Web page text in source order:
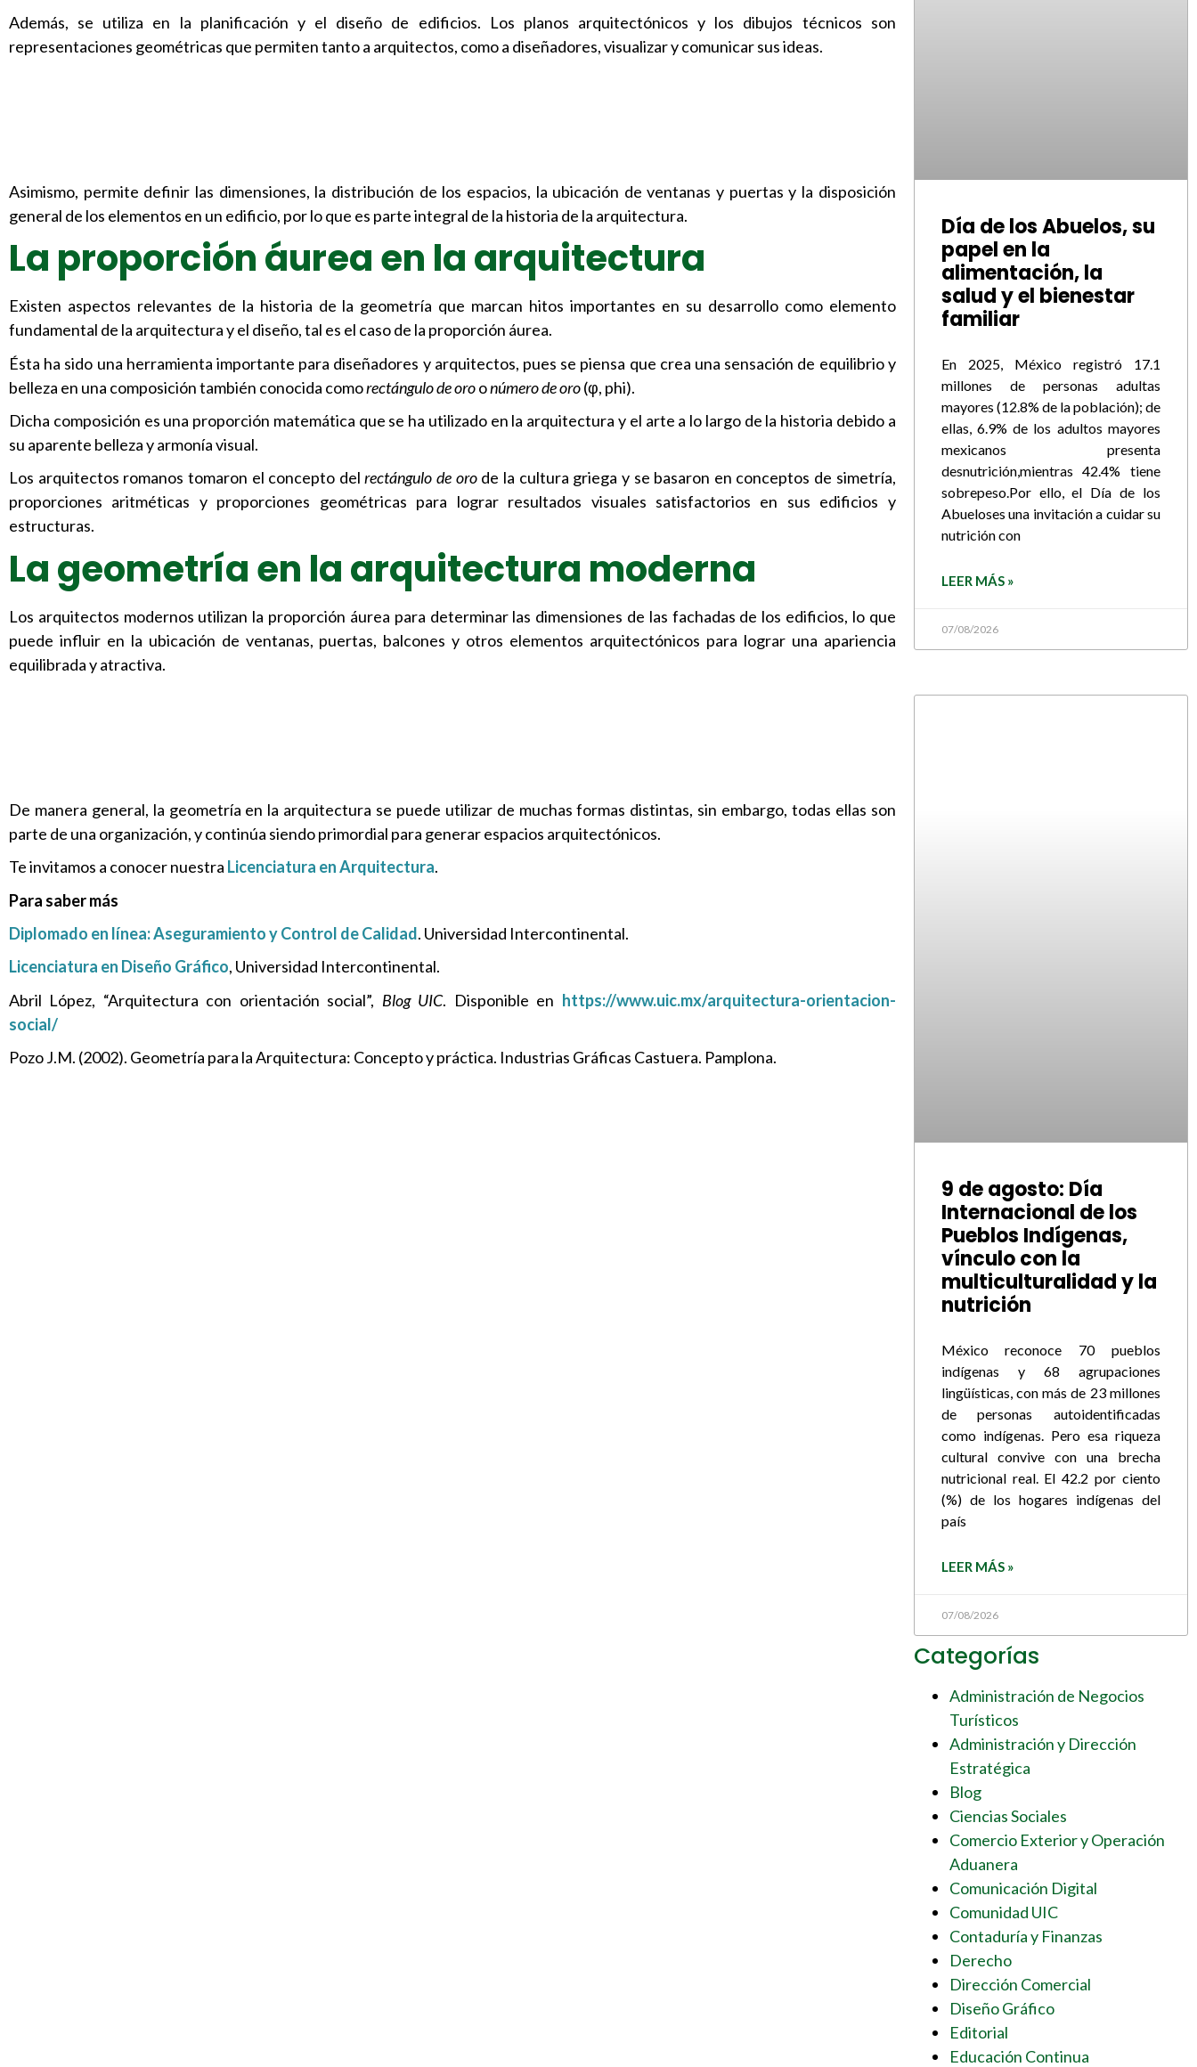
Además, se utiliza en la planificación y el diseño de edificios. Los planos arquitectónicos y los dibujos técnicos son
representaciones geométricas que permiten tanto a arquitectos, como a diseñadores, visualizar y comunicar sus ideas.
Asimismo, permite definir las dimensiones, la distribución de los espacios, la ubicación de ventanas y puertas y la disposición
general de los elementos en un edificio, por lo que es parte integral de la historia de la arquitectura.
La proporción áurea en la arquitectura
Existen aspectos relevantes de la historia de la geometría que marcan hitos importantes en su desarrollo como elemento
fundamental de la arquitectura y el diseño, tal es el caso de la proporción áurea.
Ésta ha sido una herramienta importante para diseñadores y arquitectos, pues se piensa que crea una sensación de equilibrio y
belleza en una composición también conocida comorectángulo de oroonúmero de oro(φ, phi).
Dicha composición es una proporción matemática que se ha utilizado en la arquitectura y el arte a lo largo de la historia debido a
su aparente belleza y armonía visual.
Los arquitectos romanos tomaron el concepto delrectángulo de orode la cultura griega y se basaron en conceptos de simetría,
proporciones aritméticas y proporciones geométricas para lograr resultados visuales satisfactorios en sus edificios y
estructuras.
La geometría en la arquitectura moderna
Los arquitectos modernos utilizan la proporción áurea para determinar las dimensiones de las fachadas de los edificios, lo que
puede influir en la ubicación de ventanas, puertas, balcones y otros elementos arquitectónicos para lograr una apariencia
equilibrada y atractiva.
De manera general, la geometría en la arquitectura se puede utilizar de muchas formas distintas, sin embargo, todas ellas son
parte de una organización, y continúa siendo primordial para generar espacios arquitectónicos.
Te invitamos a conocer nuestra Licenciatura en Arquitectura.
Para saber más
Diplomado en línea: Aseguramiento y Control de Calidad. Universidad Intercontinental.
Licenciatura en Diseño Gráfico, Universidad Intercontinental.
Abril López, “Arquitectura con orientación social”, Blog UIC. Disponible en https://www.uic.mx/arquitectura-orientacion-
social/
Pozo J.M. (2002). Geometría para la Arquitectura: Concepto y práctica. Industrias Gráficas Castuera. Pamplona.
Día de los Abuelos, su
papel en la
alimentación, la
salud y el bienestar
familiar
En 2025, México registró 17.1
millones de personas adultas
mayores (12.8% de la población); de
ellas, 6.9% de los adultos mayores
mexicanos presenta
desnutrición,mientras 42.4% tiene
sobrepeso.Por ello, el Día de los
Abueloses una invitación a cuidar su
nutrición con
LEER MÁS »
07/08/2026
9 de agosto: Día
Internacional de los
Pueblos Indígenas,
vínculo con la
multiculturalidad y la
nutrición
México reconoce 70 pueblos
indígenas y 68 agrupaciones
lingüísticas, con más de 23 millones
de personas autoidentificadas
como indígenas. Pero esa riqueza
cultural convive con una brecha
nutricional real. El 42.2 por ciento
(%) de los hogares indígenas del
país
LEER MÁS »
07/08/2026
Categorías
Administración de Negocios
Turísticos
Administración y Dirección
Estratégica
Blog
Ciencias Sociales
Comercio Exterior y Operación
Aduanera
Comunicación Digital
Comunidad UIC
Contaduría y Finanzas
Derecho
Dirección Comercial
Diseño Gráfico
Editorial
Educación Continua